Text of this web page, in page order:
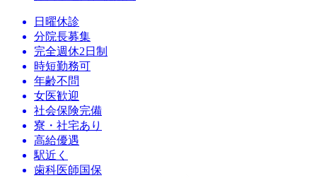
日曜休診
分院長募集
完全週休2日制
時短勤務可
年齢不問
女医歓迎
社会保険完備
寮・社宅あり
高給優遇
駅近く
歯科医師国保